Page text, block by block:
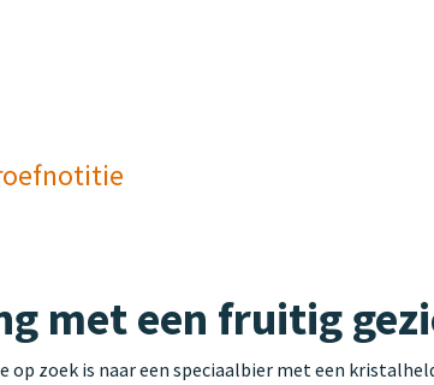
met een fruitig
zoek is naar een speciaalbier met een